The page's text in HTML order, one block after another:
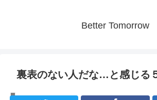
Better Tomorrow
裏表のない人だな…と感じる